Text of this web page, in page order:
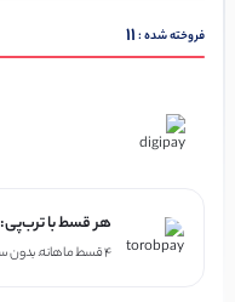
فروخته شده :11
هر قسط با ترب‌پی:
۴ قسط ماهانه. بدون سود، چک و ضامن.